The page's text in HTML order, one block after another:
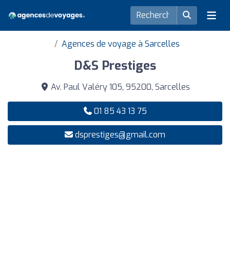
Agences de voyage à Sarcelles
D&S Prestiges
Av. Paul Valéry 105, 95200, Sarcelles
01 85 43 13 75
dsprestiges@gmail.com